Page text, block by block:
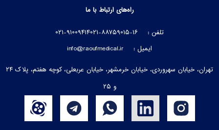
راه‌های ارتباط با ما
تلفن : ۰۲۱-۸۸۷۵۹۰۱۵-۱۶۰۲۱-۹۱۰۰۹۴۱۴
ایمیل :
info@raoufmedical.ir
تهران، خیابان سهروردی، خیابان خرمشهر، خیابان عربعلی، کوچه هفتم، پلاک ۲۴
و ۲۵